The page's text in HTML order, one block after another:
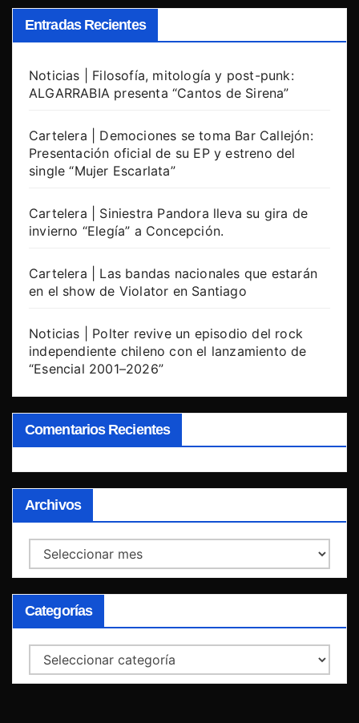
Entradas Recientes
Noticias | Filosofía, mitología y post-punk:
ALGARRABIA presenta “Cantos de Sirena”
Cartelera | Demociones se toma Bar Callejón:
Presentación oficial de su EP y estreno del
single “Mujer Escarlata”
Cartelera | Siniestra Pandora lleva su gira de
invierno “Elegía” a Concepción.
Cartelera | Las bandas nacionales que estarán
en el show de Violator en Santiago
Noticias | Polter revive un episodio del rock
independiente chileno con el lanzamiento de
“Esencial 2001–2026”
Comentarios Recientes
Archivos
Archivos
Categorías
Categorías